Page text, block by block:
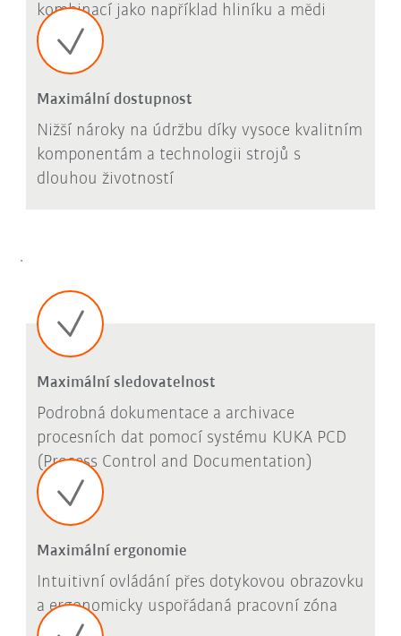
kombinací jako například hliníku a mědi
Maximální dostupnost
Nižší nároky na údržbu díky vysoce kvalitním
komponentám a technologii strojů s
dlouhou životností
.
Maximální sledovatelnost
Podrobná dokumentace a archivace
procesních dat pomocí systému KUKA PCD
(Process Control and Documentation)
Maximální ergonomie
Intuitivní ovládání přes dotykovou obrazovku
a ergonomicky uspořádaná pracovní zóna